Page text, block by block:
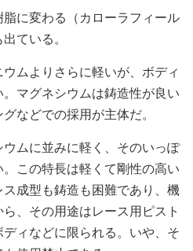
に変わる（カローラフィール
ている。
ムよりさらに軽いが、ボディ
マグネシウムは鋳造性が良い
などでの採用が主体だ。
ムに並みに軽く、そのいっぽ
この特長は軽くて剛性の高い
成型も鋳造も困難であり、機
、その用途はレース用ピスト
ィなどに限られる。いや、そ